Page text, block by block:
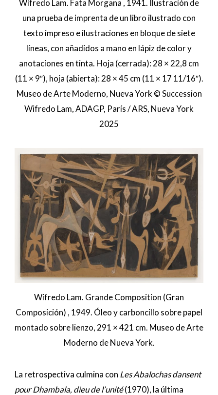
Wifredo Lam. Fata Morgana , 1941. Ilustración de
una prueba de imprenta de un libro ilustrado con
texto impreso e ilustraciones en bloque de siete
líneas, con añadidos a mano en lápiz de color y
anotaciones en tinta. Hoja (cerrada): 28 × 22,8 cm
(11 × 9″), hoja (abierta): 28 × 45 cm (11 × 17 11/16″).
Museo de Arte Moderno, Nueva York © Succession
Wifredo Lam, ADAGP, París / ARS, Nueva York
2025
Wifredo Lam. Grande Composition (Gran
Composición) , 1949. Óleo y carboncillo sobre papel
montado sobre lienzo, 291 × 421 cm. Museo de Arte
Moderno de Nueva York.
La retrospectiva culmina con Les Abalochas dansent
pour Dhambala, dieu de l’unité(1970), la última